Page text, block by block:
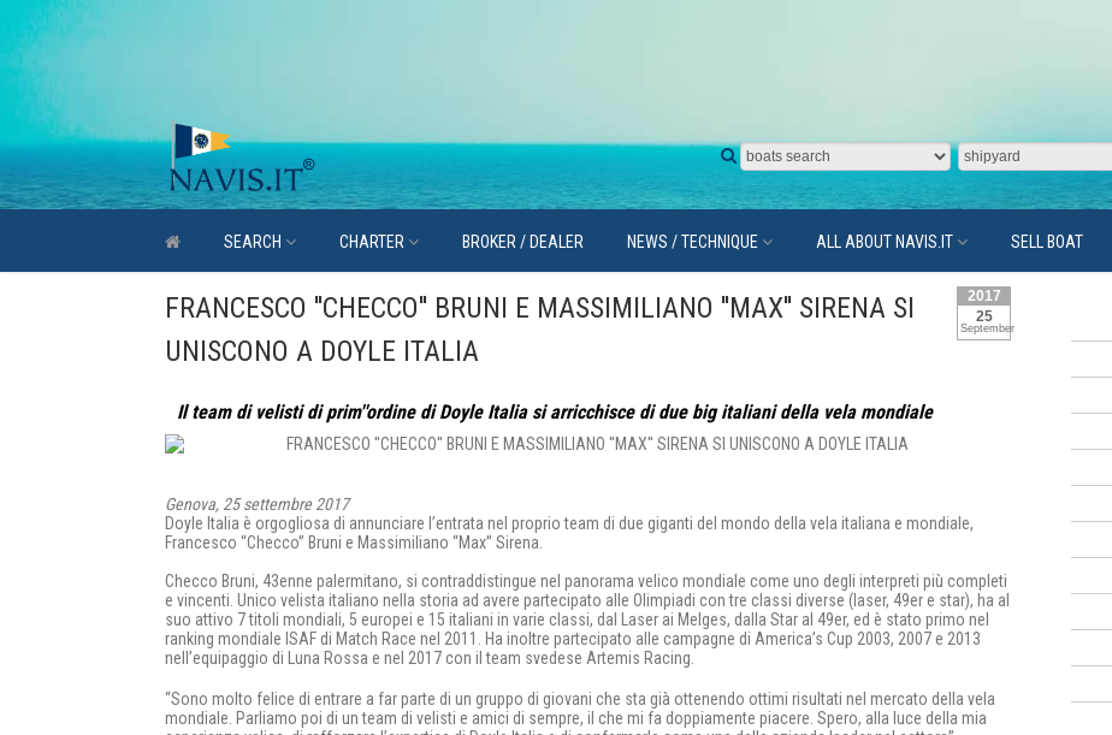
SEARCH CHARTER BROKER / DEALER NEWS / TECHNIQUE ALL ABOUT NAVIS.IT SELL BOAT
2017
25
September
FRANCESCO ''CHECCO'' BRUNI E MASSIMILIANO ''MAX'' SIRENA SI
UNISCONO A DOYLE ITALIA
Il team di velisti di prim''ordine di Doyle Italia si arricchisce di due big italiani della vela mondiale
Genova, 25 settembre 2017
Doyle Italia è orgogliosa di annunciare l’entrata nel proprio team di due giganti del mondo della vela italiana e mondiale,
Francesco “Checco” Bruni e Massimiliano “Max” Sirena.
Checco Bruni, 43enne palermitano, si contraddistingue nel panorama velico mondiale come uno degli interpreti più completi
e vincenti. Unico velista italiano nella storia ad avere partecipato alle Olimpiadi con tre classi diverse (laser, 49er e star), ha al
suo attivo 7 titoli mondiali, 5 europei e 15 italiani in varie classi, dal Laser ai Melges, dalla Star al 49er, ed è stato primo nel
ranking mondiale ISAF di Match Race nel 2011. Ha inoltre partecipato alle campagne di America’s Cup 2003, 2007 e 2013
nell’equipaggio di Luna Rossa e nel 2017 con il team svedese Artemis Racing.
“Sono molto felice di entrare a far parte di un gruppo di giovani che sta già ottenendo ottimi risultati nel mercato della vela
mondiale. Parliamo poi di un team di velisti e amici di sempre, il che mi fa doppiamente piacere. Spero, alla luce della mia